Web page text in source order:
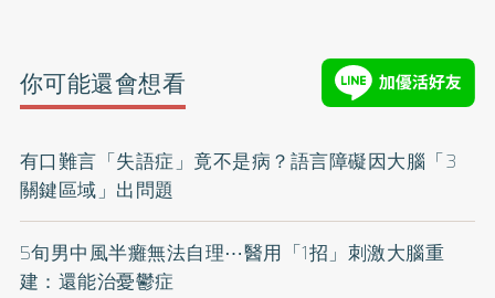
你可能還會想看
有口難言「失語症」竟不是病？語言障礙因大腦「3
關鍵區域」出問題
5旬男中風半癱無法自理⋯醫用「1招」刺激大腦重
建：還能治憂鬱症